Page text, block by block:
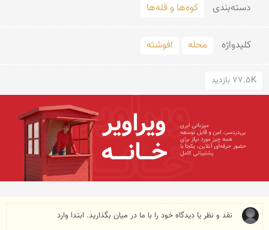
دسته‌بندی کوه‌ها و قله‌ها
کلید‌واژه محله افوشته
77.5K بازدید